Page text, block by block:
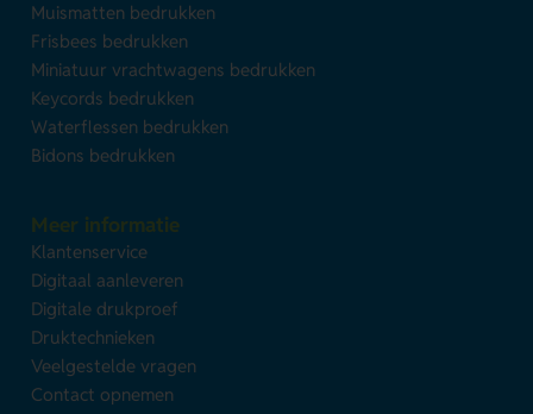
Muismatten bedrukken
Frisbees bedrukken
Miniatuur vrachtwagens bedrukken
Keycords bedrukken
Waterflessen bedrukken
Bidons bedrukken
Meer informatie
Klantenservice
Digitaal aanleveren
Digitale drukproef
Druktechnieken
Veelgestelde vragen
Contact opnemen